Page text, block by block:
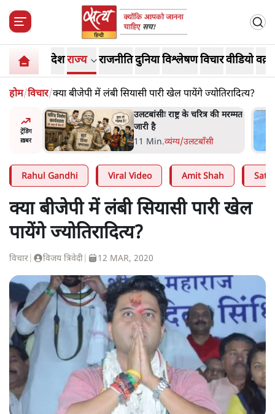
देशराज्य राजनीतिदुनियाविश्लेषणविचारवीडियो
होम/विचार/क्या बीजेपी में लंबी सियासी पारी खेल पायेंगे ज्योतिरादित्य?
ट्रेंडिंग
ख़बर
की मरम्मत
भागवत बोले- 'जेन ज़ी पर आँख
मूंदकर भरोसा, आंदोलन देश-
विरोधी नहीं'; अतुल लिमये बोले थे-
6 Min.देश
Rahul Gandhi Viral Video Amit Shah
क्या बीजेपी में लंबी सियासी पारी खेल
पायेंगे ज्योतिरादित्य?
विचार विजय त्रिवेदी 12 MAR, 2020